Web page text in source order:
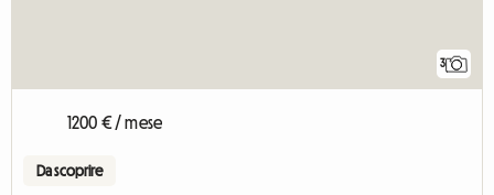
3
1200 € / mese
Da scoprire